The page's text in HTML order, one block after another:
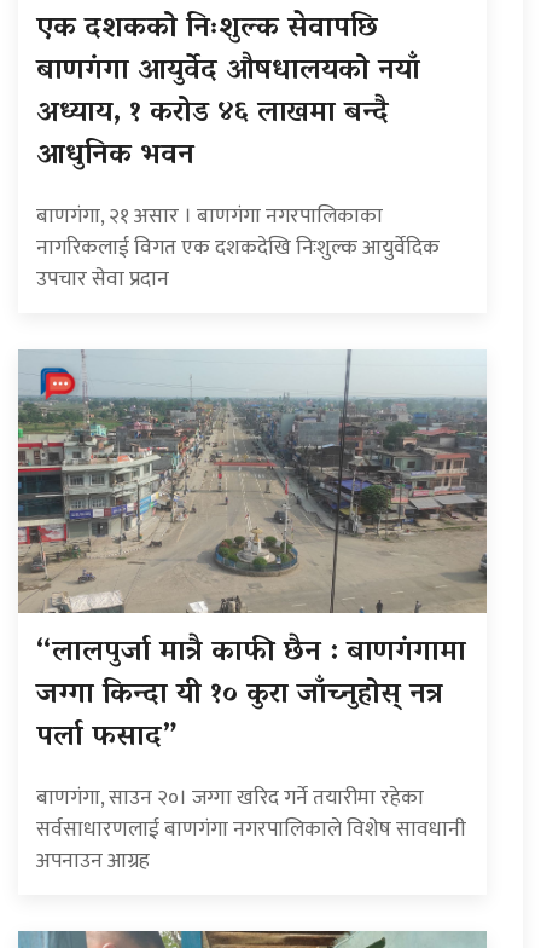
एक दशकको निःशुल्क सेवापछि
बाणगंगा आयुर्वेद औषधालयको नयाँ
अध्याय, १ करोड ४६ लाखमा बन्दै
आधुनिक भवन
बाणगंगा, २१ असार । बाणगंगा नगरपालिकाका
नागरिकलाई विगत एक दशकदेखि निःशुल्क आयुर्वेदिक
उपचार सेवा प्रदान
“लालपुर्जा मात्रै काफी छैन : बाणगंगामा
जग्गा किन्दा यी १० कुरा जाँच्नुहोस् नत्र
पर्ला फसाद”
बाणगंगा, साउन २०। जग्गा खरिद गर्ने तयारीमा रहेका
सर्वसाधारणलाई बाणगंगा नगरपालिकाले विशेष सावधानी
अपनाउन आग्रह